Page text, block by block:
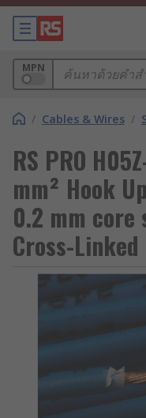
MPN
/ Cables & Wires /
RS PRO
mm² Hook
0.2 mm core
Cross-Linked